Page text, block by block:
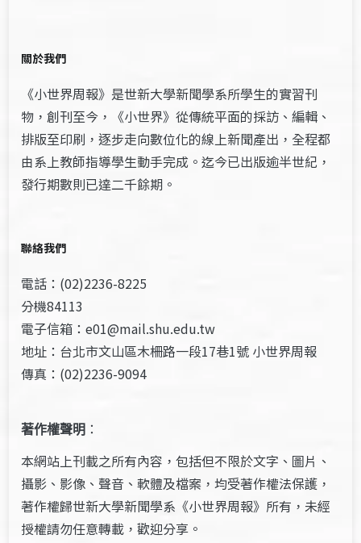
關於我們
《小世界周報》是世新大學新聞學系所學生的實習刊
物，創刊至今，《小世界》從傳統平面的採訪、編輯、
排版至印刷，逐步走向數位化的線上新聞產出，全程都
由系上教師指導學生動手完成。迄今已出版逾半世紀，
發行期數則已達二千餘期。
聯絡我們
電話：(02)2236-8225
分機84113
電子信箱：e01@mail.shu.edu.tw
地址：台北市文山區木柵路一段17巷1號 小世界周報
傳真：(02)2236-9094
著作權聲明 ：
本網站上刊載之所有內容，包括但不限於文字、圖片、
攝影、影像、聲音、軟體及檔案，均受著作權法保護，
著作權歸世新大學新聞學系《小世界周報》所有，未經
授權請勿任意轉載，歡迎分享。